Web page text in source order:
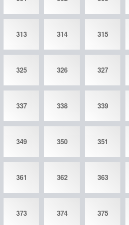
313 314 315
325 326 327
337 338 339
349 350 351
361 362 363
373 374 375